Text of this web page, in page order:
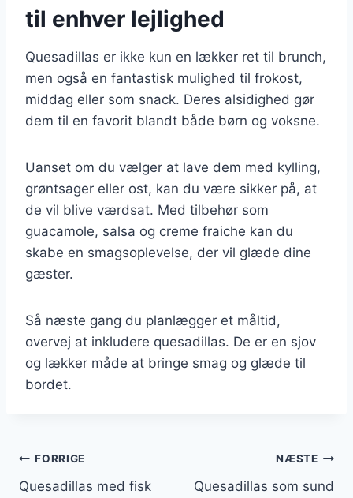
til enhver lejlighed
Quesadillas er ikke kun en lækker ret til brunch,
men også en fantastisk mulighed til frokost,
middag eller som snack. Deres alsidighed gør
dem til en favorit blandt både børn og voksne.
Uanset om du vælger at lave dem med kylling,
grøntsager eller ost, kan du være sikker på, at
de vil blive værdsat. Med tilbehør som
guacamole, salsa og creme fraiche kan du
skabe en smagsoplevelse, der vil glæde dine
gæster.
Så næste gang du planlægger et måltid,
overvej at inkludere quesadillas. De er en sjov
og lækker måde at bringe smag og glæde til
bordet.
Indlægsnavigation
FORRIGE
Quesadillas med fisk
NÆSTE
Quesadillas som sund